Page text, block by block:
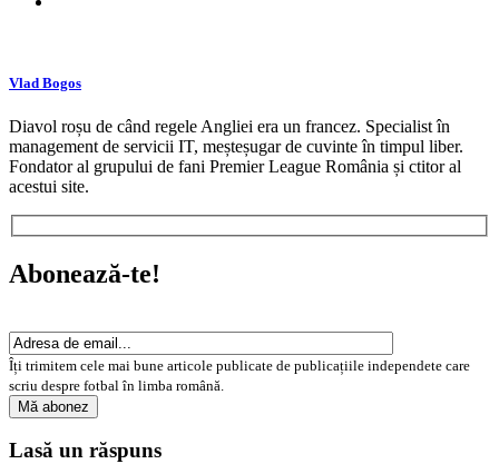
Vlad Bogos
Diavol roșu de când regele Angliei era un francez. Specialist în
management de servicii IT, meșteșugar de cuvinte în timpul liber.
Fondator al grupului de fani Premier League România și ctitor al
acestui site.
Abonează-te!
Îți trimitem cele mai bune articole publicate de publicațiile independete care
scriu despre fotbal în limba română.
Lasă un răspuns